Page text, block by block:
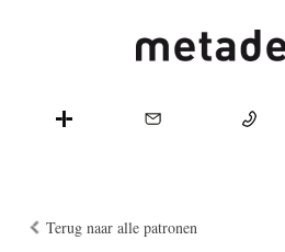
Terug naar alle patronen